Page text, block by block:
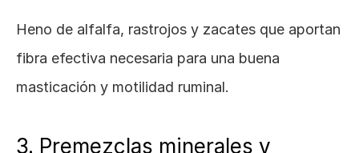
Heno de alfalfa, rastrojos y zacates que aportan
fibra efectiva necesaria para una buena
masticación y motilidad ruminal.
3. Premezclas minerales y